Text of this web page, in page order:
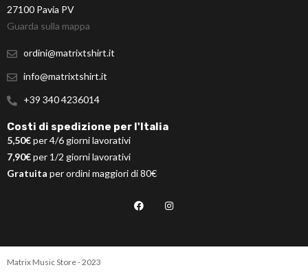
27100 Pavia PV
Guarda sulla mappa
ordini@matrixtshirt.it
info@matrixtshirt.it
+39 340 4236014
Costi di spedizione per l'Italia
5,50€per 4/6 giorni lavorativi
7,90€per 1/2 giorni lavorativi
Gratuita per ordini maggiori di 80€
Matrix Music Store - 2023